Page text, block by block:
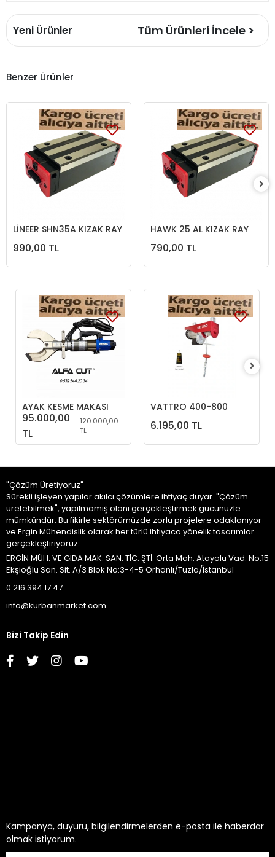
Yeni Ürünler Tüm Ürünleri İncele >
Benzer Ürünler
LİNEER SHN35A KIZAK RAY
990,00 TL
HAWK 25 AL KIZAK RAY
790,00 TL
AYAK KESME MAKASI
95.000,00
TL
120.000,00
TL
VATTRO 400-800
UZAKTAN KUMANDALI
6.195,00 TL
"Çözüm Üretiyoruz"
Sürekli işleyen yapılar akılcı çözümlere ihtiyaç duyar. "Çözüm
üretebilmek", yapılmamış olanı gerçekleştirmek gücünüzle
mümkündür. Bu fikirle sektörümüzde zorlu projelere odaklanıyor
ve Ergin Mühendislik olarak her türlü ihtiyaca yönelik tasarımlar
gerçekleştiriyoruz..
ERGİN MÜH. VE GIDA MAK. SAN. TİC. ŞTİ. Orta Mah. Atayolu Vad. No:15
Ekşioğlu San. Sit. A/3 Blok No:3-4-5 Orhanlı/Tuzla/İstanbul
0 216 394 17 47
info@kurbanmarket.com
Bizi Takip Edin
Kampanya, duyuru, bilgilendirmelerden e-posta ile haberdar
olmak istiyorum.